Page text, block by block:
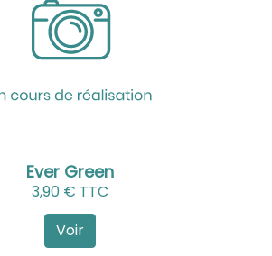
Ever Green
3,90 € TTC
Voir